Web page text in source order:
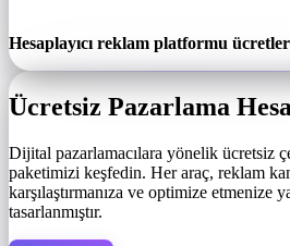
Hesaplayıcı reklam platformu
Ücretsiz Pazarlama
Dijital pazarlamacılara yönelik ücretsiz
paketimizi keşfedin. Her araç, reklam
karşılaştırmanıza ve optimize etmenize
tasarlanmıştır.